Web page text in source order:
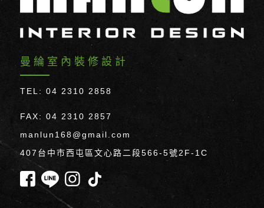
曼綸室內裝修設計
TEL: 04 2310 2858
FAX: 04 2310 2857
manlun168@gmail.com
407台中市西屯區文心路二段566-5號2F-1C